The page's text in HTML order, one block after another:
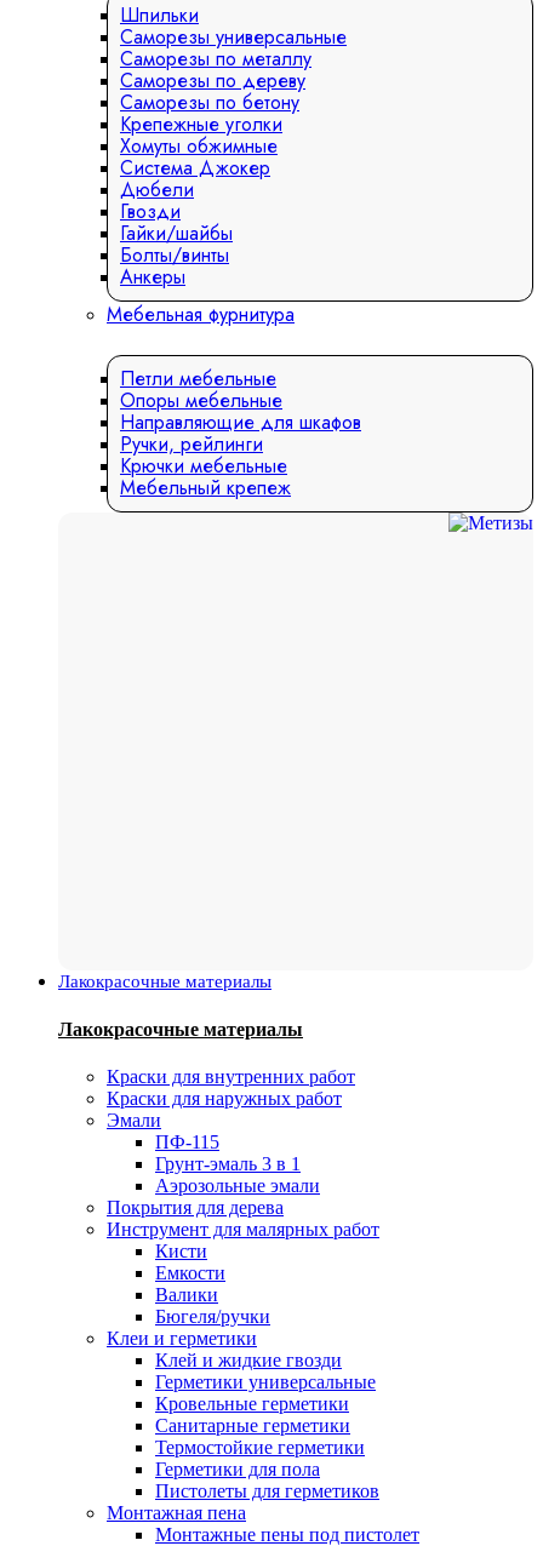
Шпильки
Саморезы универсальные
Саморезы по металлу
Саморезы по дереву
Саморезы по бетону
Крепежные уголки
Хомуты обжимные
Система Джокер
Дюбели
Гвозди
Гайки/шайбы
Болты/винты
Анкеры
Мебельная фурнитура
Петли мебельные
Опоры мебельные
Направляющие для шкафов
Ручки, рейлинги
Крючки мебельные
Мебельный крепеж
Лакокрасочные материалы
Лакокрасочные материалы
Краски для внутренних работ
Краски для наружных работ
Эмали
ПФ-115
Грунт-эмаль 3 в 1
Аэрозольные эмали
Покрытия для дерева
Инструмент для малярных работ
Кисти
Емкости
Валики
Бюгеля/ручки
Клеи и герметики
Клей и жидкие гвозди
Герметики универсальные
Кровельные герметики
Санитарные герметики
Термостойкие герметики
Герметики для пола
Пистолеты для герметиков
Монтажная пена
Монтажные пены под пистолет